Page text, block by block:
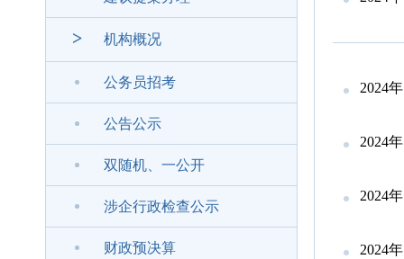
> 机构概况
公务员招考
公告公示
双随机、一公开
涉企行政检查公示
财政预决算
2024
2024
2024
2024